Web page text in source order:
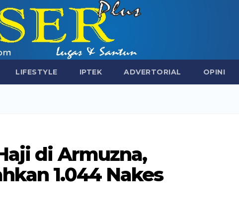
LIFESTYLE IPTEK ADVERTORIAL OPINI
di Armuzna,
1.044 Nakes